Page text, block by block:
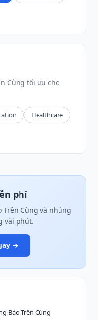
Cùng tối ưu cho
Healthcare
phí
Trên Cùng và nhúng
vài phút.
→
Báo Trên Cùng